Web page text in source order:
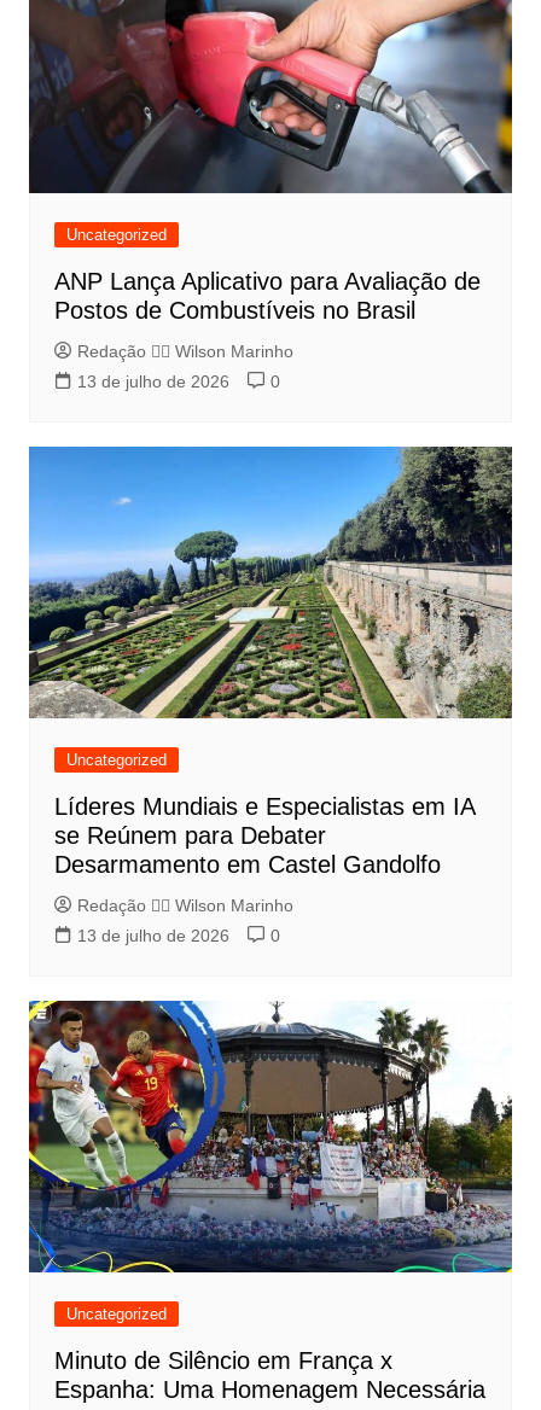
Uncategorized
ANP Lança Aplicativo para Avaliação de
Postos de Combustíveis no Brasil
Redação 👨‍⚖️​ Wilson Marinho
13 de julho de 2026
0
Uncategorized
Líderes Mundiais e Especialistas em IA
se Reúnem para Debater
Desarmamento em Castel Gandolfo
Redação 👨‍⚖️​ Wilson Marinho
13 de julho de 2026
0
Uncategorized
Minuto de Silêncio em França x
Espanha: Uma Homenagem Necessária